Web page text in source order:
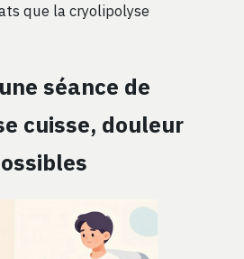
que la cryolipolyse
séance de
cuisse, douleur